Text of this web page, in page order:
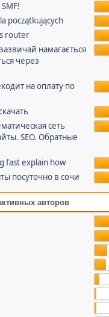
początkujących
router
намагається
через
на оплату по
сеть
SEO. Обратные
fast explain how
посуточно в сочи
авторов